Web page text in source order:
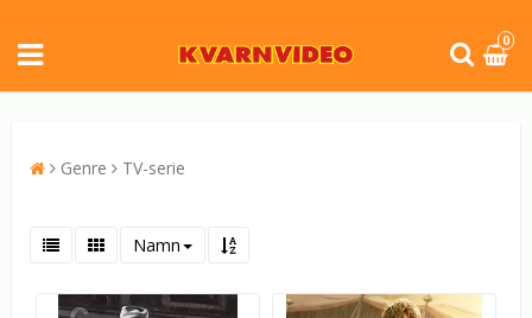
0
Genre TV-serie
Namn